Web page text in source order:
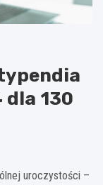
130
uroczystości –